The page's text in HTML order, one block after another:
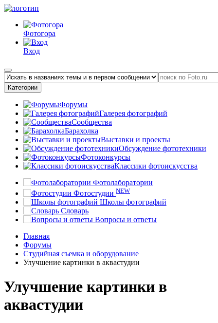
Фотогора
Вход
Категории
Форумы
Галерея фотографий
Сообщества
Барахолка
Выставки и проекты
Обсуждение фототехники
Фотоконкурсы
Классики фотоискусства
Фотолаборатории
Фотостудии NEW
Школы фотографий
Словарь
Вопросы и ответы
Главная
Форумы
Студийная съемка и оборудование
Улучшение картинки в аквастудии
Улучшение картинки в
аквастудии